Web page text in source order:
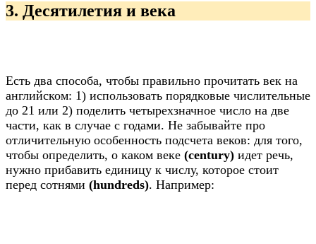
3. Десятилетия и века
Есть два способа, чтобы правильно прочитать век на
английском: 1) использовать порядковые числительные
до 21 или 2) поделить четырехзначное число на две
части, как в случае с годами. Не забывайте про
отличительную особенность подсчета веков: для того,
чтобы определить, о каком веке (century) идет речь,
нужно прибавить единицу к числу, которое стоит
перед сотнями (hundreds). Например: